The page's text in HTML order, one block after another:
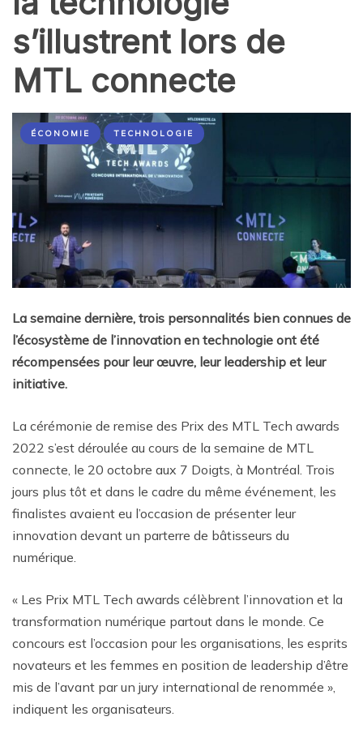
s’illustrent lors de
MTL connecte
ÉCONOMIE TECHNOLOGIE
La semaine dernière, trois personnalités bien connues de
l’écosystème de l’innovation en technologie ont été
récompensées pour leur œuvre, leur leadership et leur
initiative.
La cérémonie de remise des Prix des MTL Tech awards
2022 s’est déroulée au cours de la semaine de MTL
connecte, le 20 octobre aux 7 Doigts, à Montréal. Trois
jours plus tôt et dans le cadre du même événement, les
finalistes avaient eu l’occasion de présenter leur
innovation devant un parterre de bâtisseurs du
numérique.
« Les Prix MTL Tech awards célèbrent l’innovation et la
transformation numérique partout dans le monde. Ce
concours est l’occasion pour les organisations, les esprits
novateurs et les femmes en position de leadership d’être
mis de l’avant par un jury international de renommée »,
indiquent les organisateurs.